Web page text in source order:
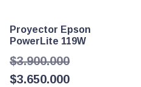
Proyector Epson
PowerLite 119W
$3.900.000El
precio
$3.650.000El